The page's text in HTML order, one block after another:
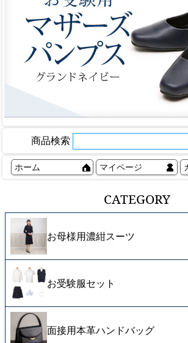
商品検索
ホーム マイページ
CATEGORY
お母様用濃紺スーツ
お受験服セット
面接用本革ハンドバッグ